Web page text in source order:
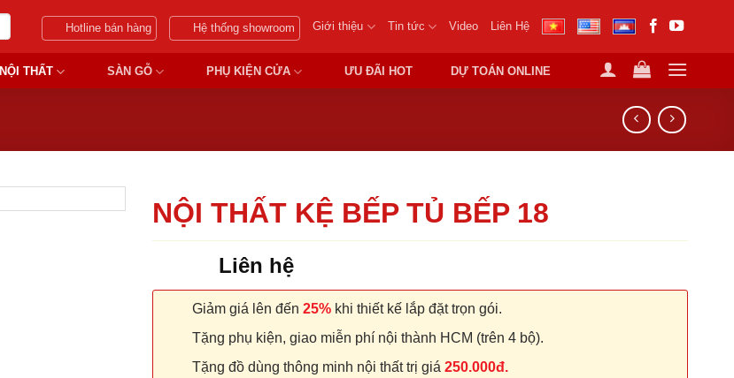
Hotline bán hàng Hệ thống showroom Giới thiệu Tin tức Video Liên Hệ
NỘI THẤT SÀN GỖ PHỤ KIỆN CỬA ƯU ĐÃI HOT DỰ TOÁN ONLINE
NỘI THẤT KỆ BẾP TỦ BẾP 18
Liên hệ
Giảm giá lên đến 25% khi thiết kế lắp đặt trọn gói.
Tặng phụ kiện, giao miễn phí nội thành HCM (trên 4 bộ).
Tặng đồ dùng thông minh nội thất trị giá 250.000đ.